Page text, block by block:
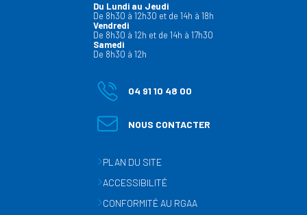
Du Lundi au Jeudi
De 8h30 à 12h30 et de 14h à 18h
Vendredi
De 8h30 à 12h et de 14h à 17h30
Samedi
De 8h30 à 12h
04 91 10 48 00
NOUS CONTACTER
PLAN DU SITE
ACCESSIBILITÉ
CONFORMITÉ AU RGAA